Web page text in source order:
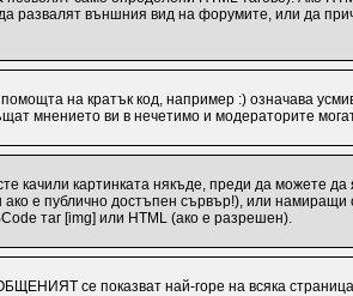
развалят външния вид на форумите, или да
на кратък код, например :) означава
мнението ви в нечетимо и модераторите
качили картинката някъде, преди да можете
е публично достъпен сървър!), или
таг [img] или HTML (ако е разрешен).
се показват най-горе на всяка